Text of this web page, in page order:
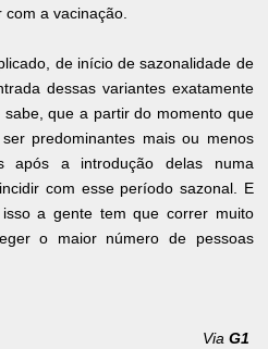
a vacinação.
de início de sazonalidade de
dessas variantes exatamente
que a partir do momento que
predominantes mais ou menos
após a introdução delas numa
com esse período sazonal. E
a gente tem que correr muito
o maior número de pessoas
Via G1